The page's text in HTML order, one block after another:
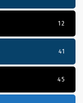
12
41
45